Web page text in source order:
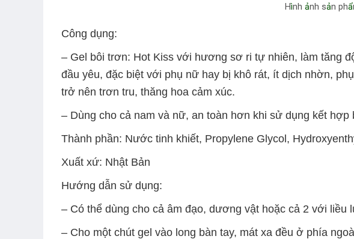
Hình ảnh sản phẩ
Công dụng:
– Gel bôi trơn: Hot Kiss với hương sơ ri tự nhiên, làm tăng
đầu yêu, đặc biệt với phụ nữ hay bị khô rát, ít dịch nhờn,
trở nên trơn tru, thăng hoa cảm xúc.
– Dùng cho cả nam và nữ, an toàn hơn khi sử dụng kết
Thành phần: Nước tinh khiết, Propylene Glycol,
Xuất xứ: Nhật Bản
Hướng dẫn sử dụng:
– Có thể dùng cho cả âm đạo, dương vật hoặc cả 2 với liều
– Cho một chút gel vào long bàn tay, mát xa đều ở phía